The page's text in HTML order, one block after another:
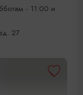
- 11:00 и
27